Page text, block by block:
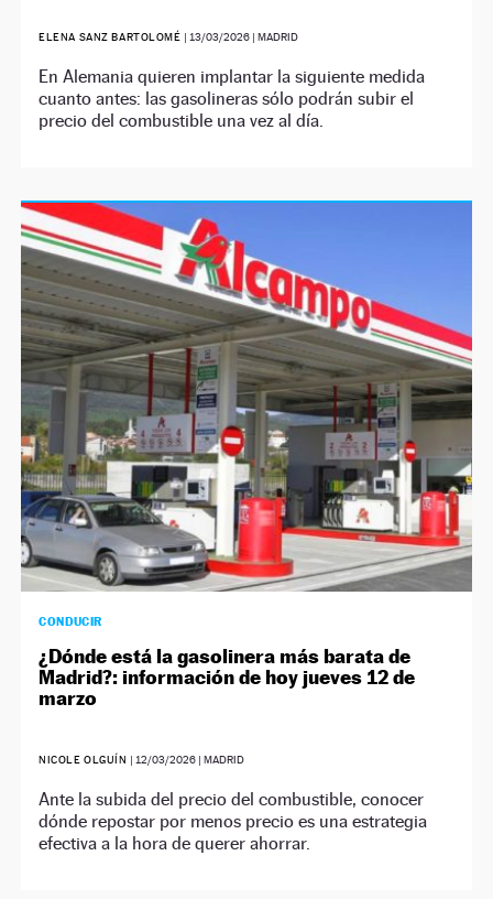
ELENA SANZ BARTOLOMÉ | 13/03/2026| MADRID
En Alemania quieren implantar la siguiente medida
cuanto antes: las gasolineras sólo podrán subir el
precio del combustible una vez al día.
CONDUCIR
¿Dónde está la gasolinera más barata de
Madrid?: información de hoy jueves 12 de
marzo
NICOLE OLGUÍN | 12/03/2026| MADRID
Ante la subida del precio del combustible, conocer
dónde repostar por menos precio es una estrategia
efectiva a la hora de querer ahorrar.